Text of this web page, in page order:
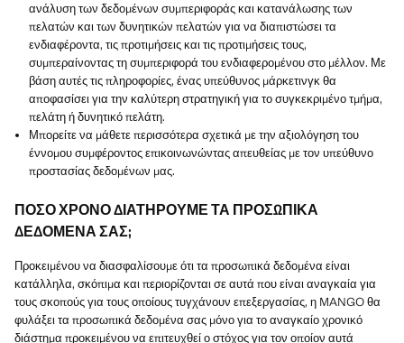
ανάλυση των δεδομένων συμπεριφοράς και κατανάλωσης των
πελατών και των δυνητικών πελατών για να διαπιστώσει τα
ενδιαφέροντα, τις προτιμήσεις και τις προτιμήσεις τους,
συμπεραίνοντας τη συμπεριφορά του ενδιαφερομένου στο μέλλον. Με
βάση αυτές τις πληροφορίες, ένας υπεύθυνος μάρκετινγκ θα
αποφασίσει για την καλύτερη στρατηγική για το συγκεκριμένο τμήμα,
πελάτη ή δυνητικό πελάτη.
Μπορείτε να μάθετε περισσότερα σχετικά με την αξιολόγηση του
έννομου συμφέροντος επικοινωνώντας απευθείας με τον υπεύθυνο
προστασίας δεδομένων μας.
ΠΟΣΟ ΧΡΟΝΟ ΔΙΑΤΗΡΟΥΜΕ ΤΑ ΠΡΟΣΩΠΙΚΑ
ΔΕΔΟΜΕΝΑ ΣΑΣ;
Προκειμένου να διασφαλίσουμε ότι τα προσωπικά δεδομένα είναι
κατάλληλα, σκόπιμα και περιορίζονται σε αυτά που είναι αναγκαία για
τους σκοπούς για τους οποίους τυγχάνουν επεξεργασίας, η MANGO θα
φυλάξει τα προσωπικά δεδομένα σας μόνο για το αναγκαίο χρονικό
διάστημα προκειμένου να επιτευχθεί ο στόχος για τον οποίον αυτά